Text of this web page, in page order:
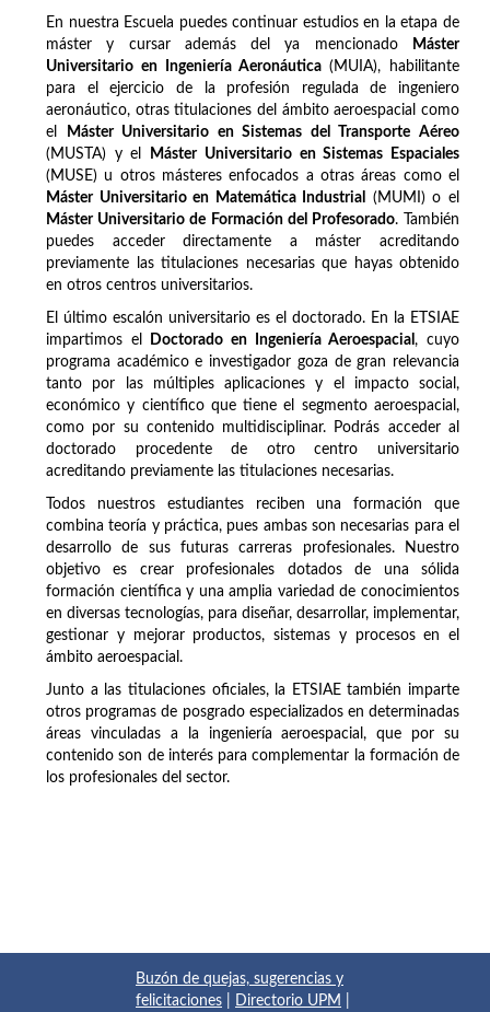
En nuestra Escuela puedes continuar estudios en la etapa de
máster y cursar además del ya mencionado
Máster
Universitario en Ingeniería Aeronáutica(MUIA), habilitante
para el ejercicio de la profesión regulada de ingeniero
aeronáutico, otras titulaciones del ámbito aeroespacial como
el
Máster Universitario en Sistemas del Transporte Aéreo
(MUSTA) y el
Máster Universitario en Sistemas Espaciales
(MUSE) u otros másteres enfocados a otras áreas como el
Máster Universitario en Matemática Industrial
(MUMI) o el
Máster Universitario de Formación del Profesorado. También
puedes acceder directamente a máster acreditando
previamente las titulaciones necesarias que hayas obtenido
en otros centros universitarios.
El último escalón universitario es el doctorado. En la ETSIAE
impartimos el
Doctorado en Ingeniería Aeroespacial, cuyo
programa académico e investigador goza de gran relevancia
tanto por las múltiples aplicaciones y el impacto social,
económico y científico que tiene el segmento aeroespacial,
como por su contenido multidisciplinar. Podrás acceder al
doctorado procedente de otro centro universitario
acreditando previamente las titulaciones necesarias.
Todos nuestros estudiantes reciben una formación que
combina teoría y práctica, pues ambas son necesarias para el
desarrollo de sus futuras carreras profesionales. Nuestro
objetivo es crear profesionales dotados de una sólida
formación científica y una amplia variedad de conocimientos
en diversas tecnologías, para diseñar, desarrollar, implementar,
gestionar y mejorar productos, sistemas y procesos en el
ámbito aeroespacial.
Junto a las titulaciones oficiales, la ETSIAE también imparte
otros programas de posgrado especializados en determinadas
áreas vinculadas a la ingeniería aeroespacial, que por su
contenido son de interés para complementar la formación de
los profesionales del sector.
Buzón de quejas, sugerencias y
felicitaciones
Directorio UPM